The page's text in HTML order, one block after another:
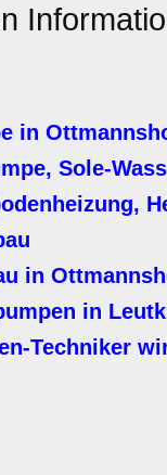
in
Sole-
in
in
Techniker